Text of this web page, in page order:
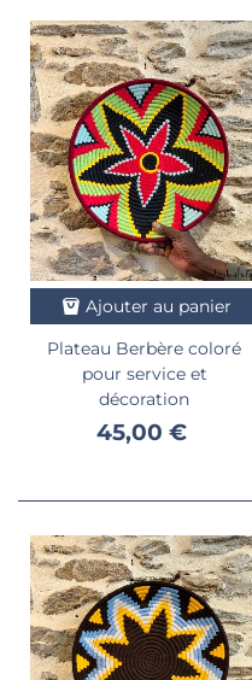
Ajouter au panier
Plateau Berbère coloré
pour service et
décoration
45,00 €